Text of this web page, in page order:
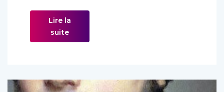
Lire la
suite